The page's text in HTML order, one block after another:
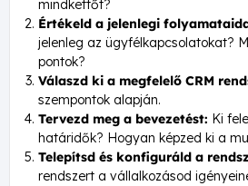
mindkettőt?
Értékeld a jelenlegi
jelenleg az ügyfélkapcsolatokat?
pontok?
Válaszd ki a megfelelő CRM
szempontok alapján.
Tervezd meg a bevezetést: Ki
határidők? Hogyan képzed ki a
Telepítsd és konfiguráld a
rendszert a vállalkozásod